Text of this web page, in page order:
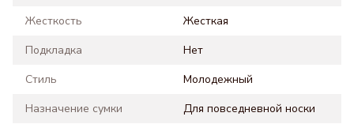
Жесткость
Жесткая
Подкладка
Нет
Стиль
Молодежный
Назначение сумки
Для повседневной носки